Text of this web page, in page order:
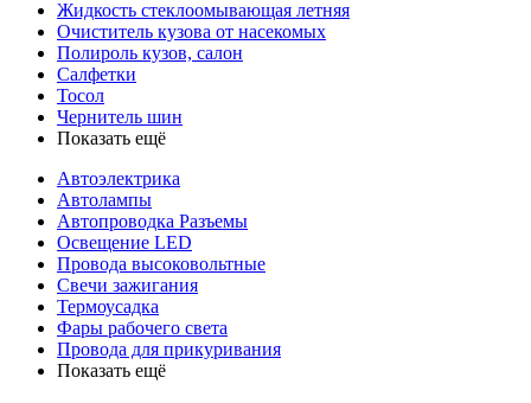
Жидкость стеклоомывающая летняя
Очиститель кузова от насекомых
Полироль кузов, салон
Салфетки
Тосол
Чернитель шин
Показать ещё
Автоэлектрика
Автолампы
Автопроводка Разъемы
Освещение LED
Провода высоковольтные
Свечи зажигания
Термоусадка
Фары рабочего света
Провода для прикуривания
Показать ещё